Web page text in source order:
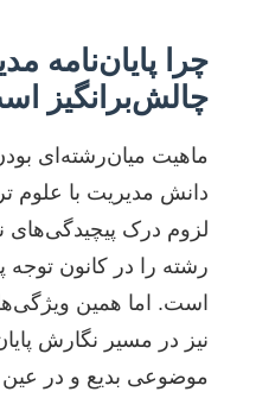
چرا پایان‌نامه
چالش‌برانگیز
ماهیت میان‌رشته‌ای
دانش مدیریت با علوم
لزوم درک پیچیدگی‌های
رشته را در کانون توجه
است. اما همین
نیز در مسیر نگارش
موضوعی بدیع و در